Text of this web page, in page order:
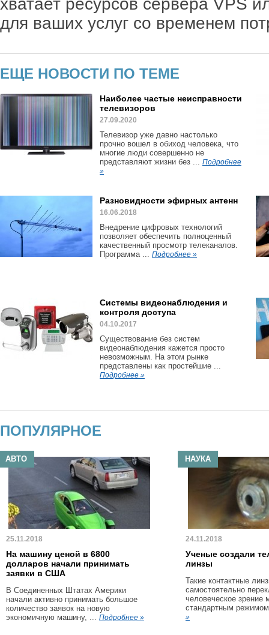
хватает ресурсов сервера VPS
для ваших услуг со временем
ЕЩЕ НОВОСТИ ПО ТЕМЕ
Наиболее частые неисправности
телевизоров
27.09.2020
Телевизор уже давно настолько
прочно вошел в обиход человека, что
многие люди совершенно не
представляют жизни без ... Подробнее
»
Разновидности эфирных антенн
16.06.2018
Внедрение цифровых технологий
позволяет обеспечить полноценный
качественный просмотр телеканалов.
Программа ... Подробнее »
Системы видеонаблюдения и
контроля доступа
04.10.2017
Существование без систем
видеонаблюдения кажется просто
невозможным. На этом рынке
представлены как простейшие ...
Подробнее »
ПОПУЛЯРНОЕ
АВТО
25.11.2018
На машину ценой в 6800
долларов начали принимать
заявки в США
В Соединенных Штатах Америки
начали активно принимать большое
количество заявок на новую
экономичную машину, ... Подробнее »
НАУКА
24.11.2018
Ученые создали
линзы
Такие контактные
самостоятельно
человеческое зрение
стандартным
»